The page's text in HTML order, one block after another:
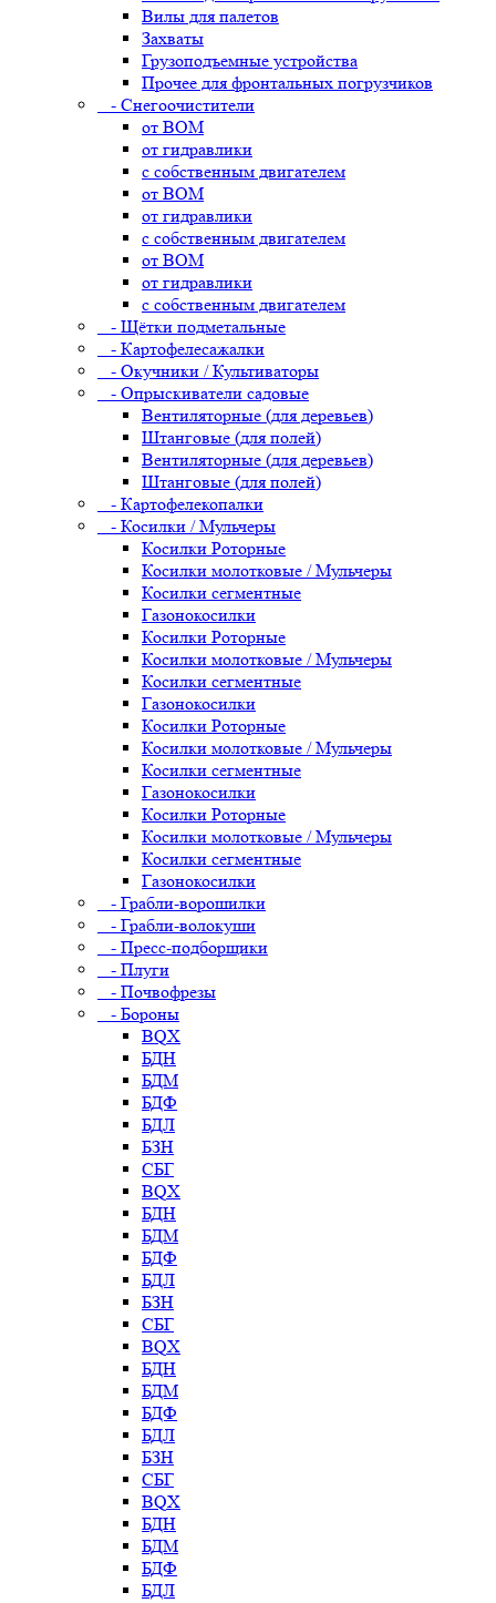
Вилы для палетов
Захваты
Грузоподъемные устройства
Прочее для фронтальных погрузчиков
- Снегоочистители
от ВОМ
от гидравлики
с собственным двигателем
от ВОМ
от гидравлики
с собственным двигателем
от ВОМ
от гидравлики
с собственным двигателем
- Щётки подметальные
- Картофелесажалки
- Окучники / Культиваторы
- Опрыскиватели садовые
Вентиляторные (для деревьев)
Штанговые (для полей)
Вентиляторные (для деревьев)
Штанговые (для полей)
- Картофелекопалки
- Косилки / Мульчеры
Косилки Роторные
Косилки молотковые / Мульчеры
Косилки сегментные
Газонокосилки
Косилки Роторные
Косилки молотковые / Мульчеры
Косилки сегментные
Газонокосилки
Косилки Роторные
Косилки молотковые / Мульчеры
Косилки сегментные
Газонокосилки
Косилки Роторные
Косилки молотковые / Мульчеры
Косилки сегментные
Газонокосилки
- Грабли-ворошилки
- Грабли-волокуши
- Пресс-подборщики
- Плуги
- Почвофрезы
- Бороны
BQX
БДН
БДМ
БДФ
БДЛ
БЗН
СБГ
BQX
БДН
БДМ
БДФ
БДЛ
БЗН
СБГ
BQX
БДН
БДМ
БДФ
БДЛ
БЗН
СБГ
BQX
БДН
БДМ
БДФ
БДЛ